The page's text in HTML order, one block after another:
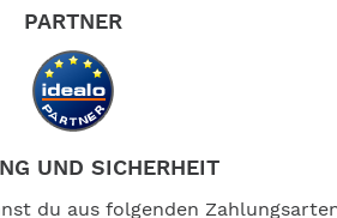
PARTNER
UND SICHERHEIT
du aus folgenden